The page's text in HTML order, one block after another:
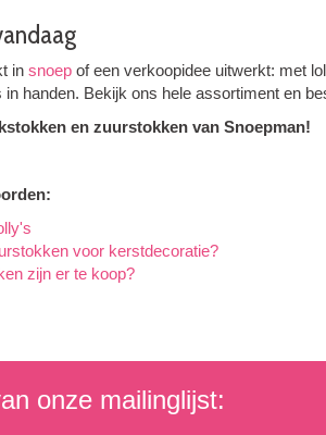
in snoep of een verkoopidee uitwerkt: met
handen. Bekijk ons hele assortiment en
en zuurstokken van Snoepman!
voor kerstdecoratie?
zijn er te koop?
onze mailinglijst: